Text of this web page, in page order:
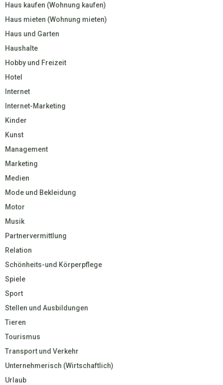
Haus kaufen (Wohnung kaufen)
Haus mieten (Wohnung mieten)
Haus und Garten
Haushalte
Hobby und Freizeit
Hotel
Internet
Internet-Marketing
Kinder
Kunst
Management
Marketing
Medien
Mode und Bekleidung
Motor
Musik
Partnervermittlung
Relation
Schönheits-und Körperpflege
Spiele
Sport
Stellen und Ausbildungen
Tieren
Tourismus
Transport und Verkehr
Unternehmerisch (Wirtschaftlich)
Urlaub